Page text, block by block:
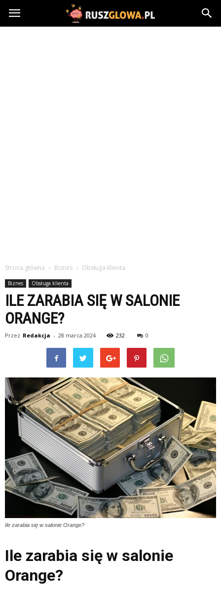
Ruszglowa.pl
Strona główna Biznes Obsługa klienta
Biznes Obsługa klienta
ILE ZARABIA SIĘ W SALONIE
ORANGE?
Przez Redakcja - 28 marca 2024 232 0
Ile zarabia się w salonie Orange?
Ile zarabia się w salonie
Orange?